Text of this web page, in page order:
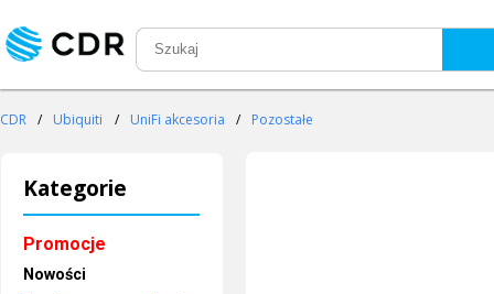
CDR / Ubiquiti / UniFi akcesoria / Pozostałe
Kategorie
Promocje
Nowości